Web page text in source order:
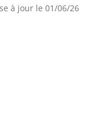
à jour le 01/06/26